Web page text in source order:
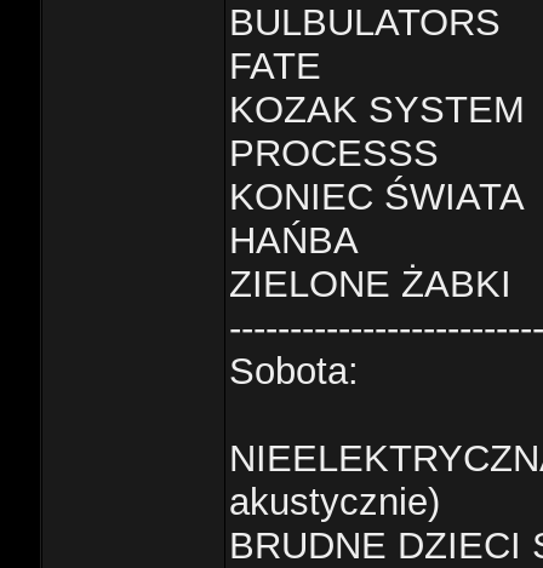
BULBULATORS
FATE
KOZAK SYSTEM
PROCESSS
KONIEC ŚWIATA
HAŃBA
ZIELONE ŻABKI
Sobota:
akustycznie)
BRUDNE DZIECI